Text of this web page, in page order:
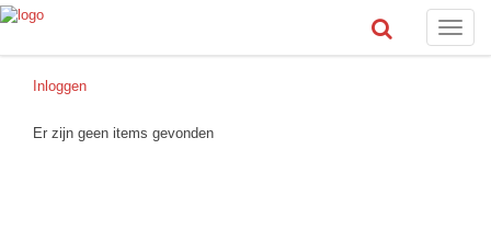
Toggle
Inloggen
Er zijn geen items gevonden